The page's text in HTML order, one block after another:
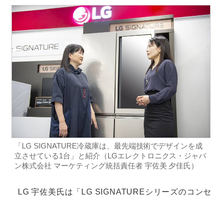
「LG SIGNATURE冷蔵庫は、最先端技術でデザインを成
立させている1台」と紹介（LGエレクトロニクス・ジャパ
ン株式会社 マーケティング統括責任者 宇佐美 夕佳氏）
LG 宇佐美氏は「LG SIGNATUREシリーズのコンセ